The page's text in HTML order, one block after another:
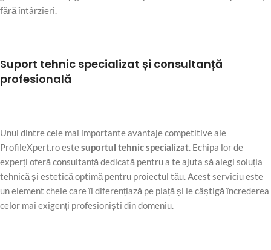
fără întârzieri.
Suport tehnic specializat și consultanță
profesională
Unul dintre cele mai importante avantaje competitive ale
ProfileXpert.ro estesuportul tehnic specializat . Echipa lor de
experți oferă consultanță dedicată pentru a te ajuta să alegi soluția
tehnică și estetică optimă pentru proiectul tău. Acest serviciu este
un element cheie care îi diferențiază pe piață și le câștigă încrederea
celor mai exigenți profesioniști din domeniu.